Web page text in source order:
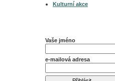
Kulturní akce
Vaše jméno
e-mailová adresa